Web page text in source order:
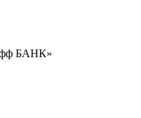
БАНК»